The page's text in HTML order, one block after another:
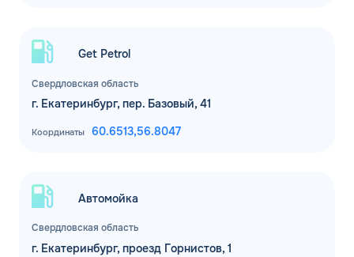
Свердловская область
Get Petrol
г. Екатеринбург, пер. Базовый, 41
Координаты 60.6513,56.8047
Свердловская область
Автомойка
г. Екатеринбург, проезд Горнистов, 1